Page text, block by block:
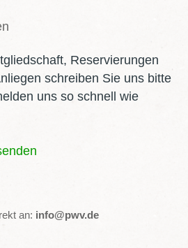
Reservierungen
schreiben Sie uns bitte
uns so schnell wie
an: info@pwv.de